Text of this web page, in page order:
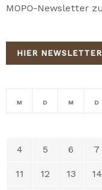
MOPO-Newsletter
HIER
M D M D
4 5 6 7
11 12 13 14